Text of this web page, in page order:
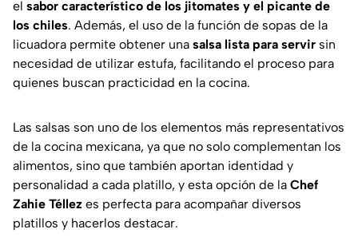
el sabor característico de los jitomates y el picante de
los chiles. Además, el uso de la función de sopas de la
licuadora permite obtener una salsa lista para servir sin
necesidad de utilizar estufa, facilitando el proceso para
quienes buscan practicidad en la cocina.
Las salsas son uno de los elementos más representativos
de la cocina mexicana, ya que no solo complementan los
alimentos, sino que también aportan identidad y
personalidad a cada platillo, y esta opción de la Chef
Zahie Téllez es perfecta para acompañar diversos
platillos y hacerlos destacar.